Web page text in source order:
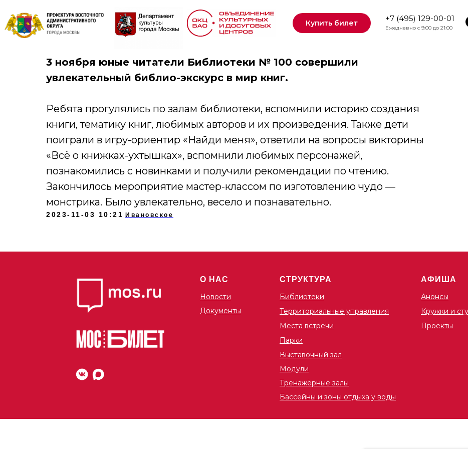
Купить билет +7 (495) 129-00-01
Ежедневно с 9:00 до 21:00
«Мы вместе!»
3 ноября юные читатели Библиотеки № 100 совершили
увлекательный библио-экскурс в мир книг.
Ребята прогулялись по залам библиотеки, вспомнили историю создания
книги, тематику книг, любимых авторов и их произведения. Также дети
поиграли в игру-ориентир «Найди меня», ответили на вопросы викторины
«Всё о книжках-ухтышках», вспомнили любимых персонажей,
познакомились с новинками и получили рекомендации по чтению.
Закончилось мероприятие мастер-классом по изготовлению чудо —
монстрика. Было увлекательно, весело и познавательно.
2023-11-03 10:21 Ивановское
О НАС
Новости
Документы
АФИША
Анонсы
Кружки и
Проекты
СТРУКТУРА
Библиотеки
Территориальные управления
Места встречи
Парки
Выставочный зал
Модули
Тренажёрные залы
Бассейны и зоны отдыха у воды